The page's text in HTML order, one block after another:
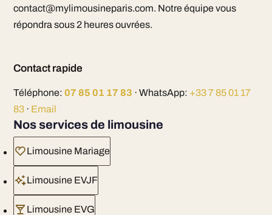
contact@mylimousineparis.com. Notre équipe vous
répondra sous 2 heures ouvrées.
Contact rapide
Téléphone: 07 85 01 17 83 · WhatsApp: +33 7 85 01 17
83· Email
Nos services de limousine
Limousine Mariage
Limousine EVJF
Limousine EVG